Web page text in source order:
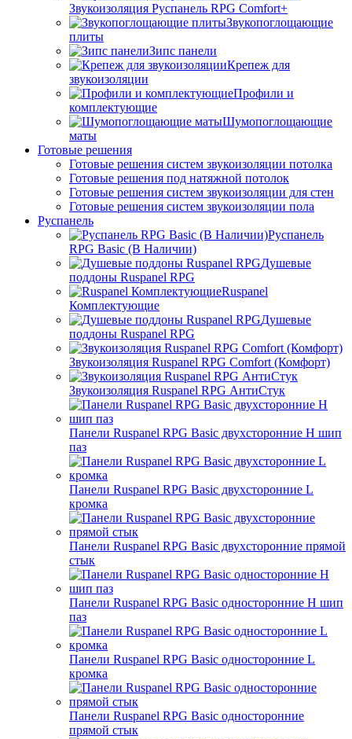
Звукоизоляция Руспанель RPG Comfort+
Звукопоглощающие
плиты
Зипс панели
Крепеж для
звукоизоляции
Профили и
комплектующие
Шумопоглощающие
маты
Готовые решения
Готовые решения систем звукоизоляции потолка
Готовые решения под натяжной потолок
Готовые решения систем звукоизоляции для стен
Готовые решения систем звукоизоляции пола
Руспанель
Руспанель
RPG Basic (В Наличии)
Душевые
поддоны Ruspanel RPG
Ruspanel
Комплектующие
Душевые
поддоны Ruspanel RPG
Звукоизоляция Ruspanel RPG Comfort (Комфорт)
Звукоизоляция Ruspanel RPG АнтиСтук
Панели Ruspanel RPG Basic двухсторонние H шип
паз
Панели Ruspanel RPG Basic двухсторонние L
кромка
Панели Ruspanel RPG Basic двухсторонние прямой
стык
Панели Ruspanel RPG Basic односторонние H шип
паз
Панели Ruspanel RPG Basic односторонние L
кромка
Панели Ruspanel RPG Basic односторонние
прямой стык